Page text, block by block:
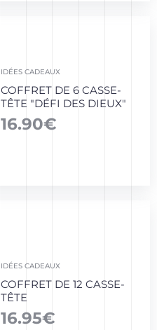
IDÉES CADEAUX
COFFRET DE 6 CASSE-
TÊTE "DÉFI DES DIEUX"
16.90€
IDÉES CADEAUX
COFFRET DE 12 CASSE-
TÊTE
16.95€